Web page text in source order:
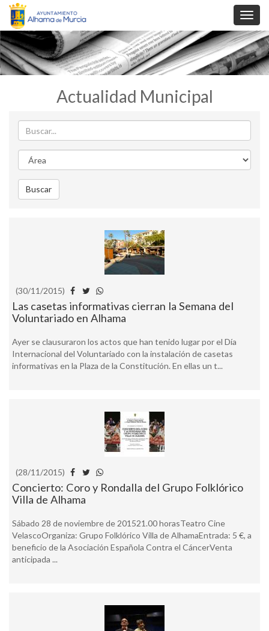
Actualidad Municipal
Buscar
Area
Buscar
(30/11/2015)
Las casetas informativas cierran la Semana del
Voluntariado en Alhama
Ayer se clausuraron los actos que han tenido lugar por el Día
Internacional del Voluntariado con la instalación de casetas
informativas en la Plaza de la Constitución. En ellas un t...
(28/11/2015)
Concierto: Coro y Rondalla del Grupo Folklórico
Villa de Alhama
Sábado 28 de noviembre de 201521.00 horasTeatro Cine
VelascoOrganiza: Grupo Folklórico Villa de AlhamaEntrada: 5 €, a
beneficio de la Asociación Española Contra el CáncerVenta
anticipada ...